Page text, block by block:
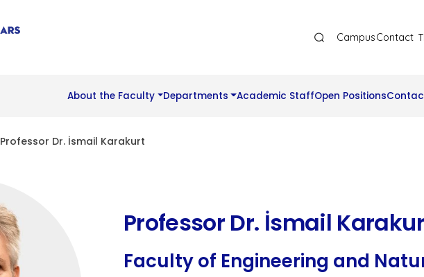
Ana Gezinti Menüsü Üst
CampusContact
About the Faculty Departments Academic StaffOpen Positions
Professor Dr. İsmail Karakurt
Professor Dr. İsmail
Faculty of Engineering and